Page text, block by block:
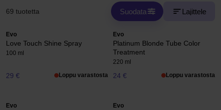
69 tuotetta Suodata Lajittele
Evo
Love Touch Shine Spray
100 ml
29 € Loppu varastosta
Evo
Platinum Blonde Tube Color
Treatment
220 ml
24 € Loppu varastosta
Evo Evo